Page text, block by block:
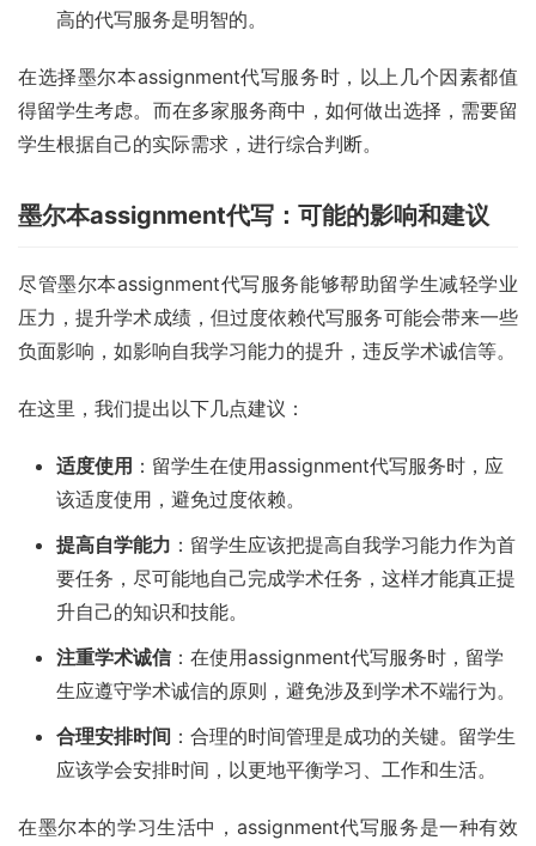
高的代写服务是明智的。
在选择墨尔本assignment代写服务时，以上几个因素都值
得留学生考虑。而在多家服务商中，如何做出选择，需要留
学生根据自己的实际需求，进行综合判断。
墨尔本assignment代写：可能的影响和建议
尽管墨尔本assignment代写服务能够帮助留学生减轻学业
压力，提升学术成绩，但过度依赖代写服务可能会带来一些
负面影响，如影响自我学习能力的提升，违反学术诚信等。
在这里，我们提出以下几点建议：
适度使用 ：留学生在使用assignment代写服务时，应
该适度使用，避免过度依赖。
提高自学能力 ：留学生应该把提高自我学习能力作为首
要任务，尽可能地自己完成学术任务，这样才能真正提
升自己的知识和技能。
注重学术诚信：在使用assignment代写服务时，留学
生应遵守学术诚信的原则，避免涉及到学术不端行为。
合理安排时间 ：合理的时间管理是成功的关键。留学生
应该学会安排时间，以更地平衡学习、工作和生活。
在墨尔本的学习生活中，assignment代写服务是一种有效